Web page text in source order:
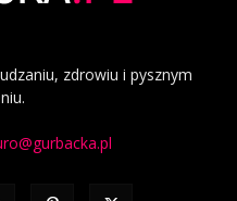
zdrowiu i pysznym